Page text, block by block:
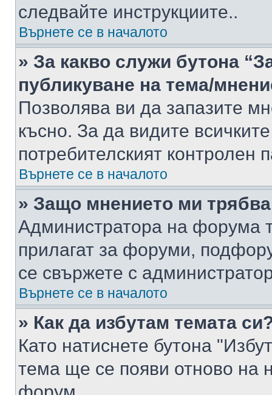
следвайте инструкциите..
Върнете се в началото
» За какво служи бутона
публикуване на тема/
Позволява ви да запазите
късно. За да видите
потребителският контролен
Върнете се в началото
» Защо мнението ми
Администратора на форума
прилагат за форуми,
се свържете с
Върнете се в началото
» Как да избутам темата
Като натиснете бутона
тема ще се появи отново на